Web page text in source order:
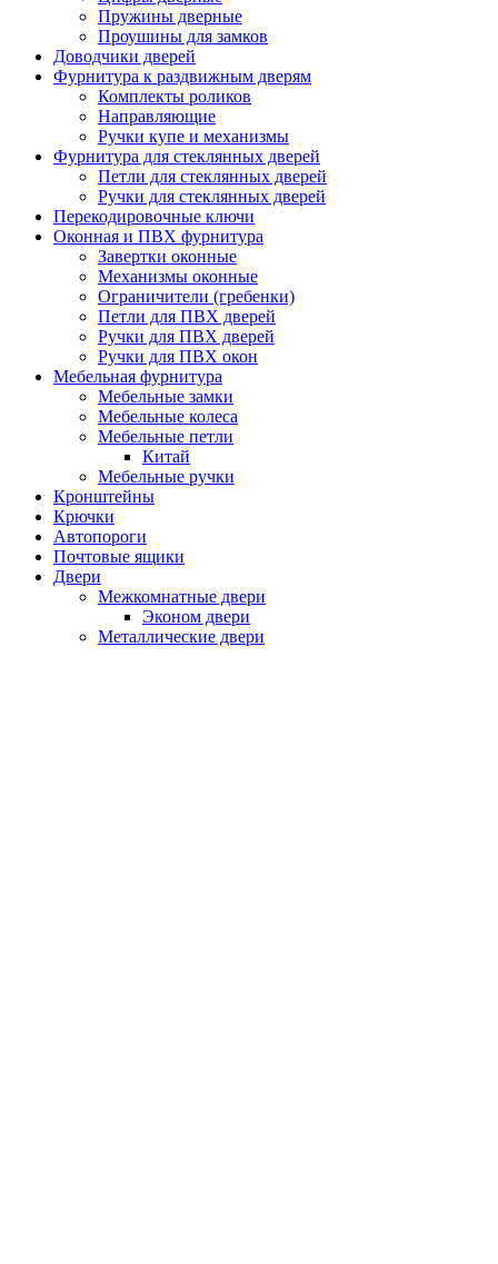
Пружины дверные
Проушины для замков
Доводчики дверей
Фурнитура к раздвижным дверям
Комплекты роликов
Направляющие
Ручки купе и механизмы
Фурнитура для стеклянных дверей
Петли для стеклянных дверей
Ручки для стеклянных дверей
Перекодировочные ключи
Оконная и ПВХ фурнитура
Завертки оконные
Механизмы оконные
Ограничители (гребенки)
Петли для ПВХ дверей
Ручки для ПВХ дверей
Ручки для ПВХ окон
Мебельная фурнитура
Мебельные замки
Мебельные колеса
Мебельные петли
Китай
Мебельные ручки
Кронштейны
Крючки
Автопороги
Почтовые ящики
Двери
Межкомнатные двери
Эконом двери
Металлические двери